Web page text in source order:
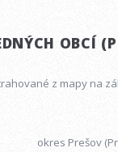
OBCÍ
z mapy na
okres Prešov